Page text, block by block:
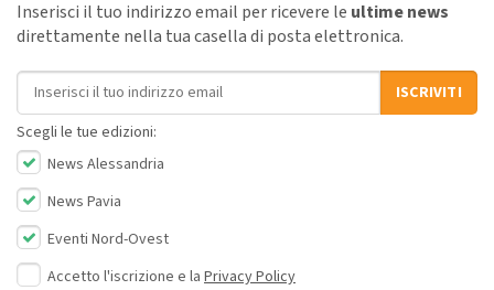
Inserisci il tuo indirizzo email per ricevere le ultime news
direttamente nella tua casella di posta elettronica.
Indirizzo email
ISCRIVITI
Scegli le tue edizioni:
News Alessandria
News Pavia
Eventi Nord-Ovest
Accetto l'iscrizione e la Privacy Policy